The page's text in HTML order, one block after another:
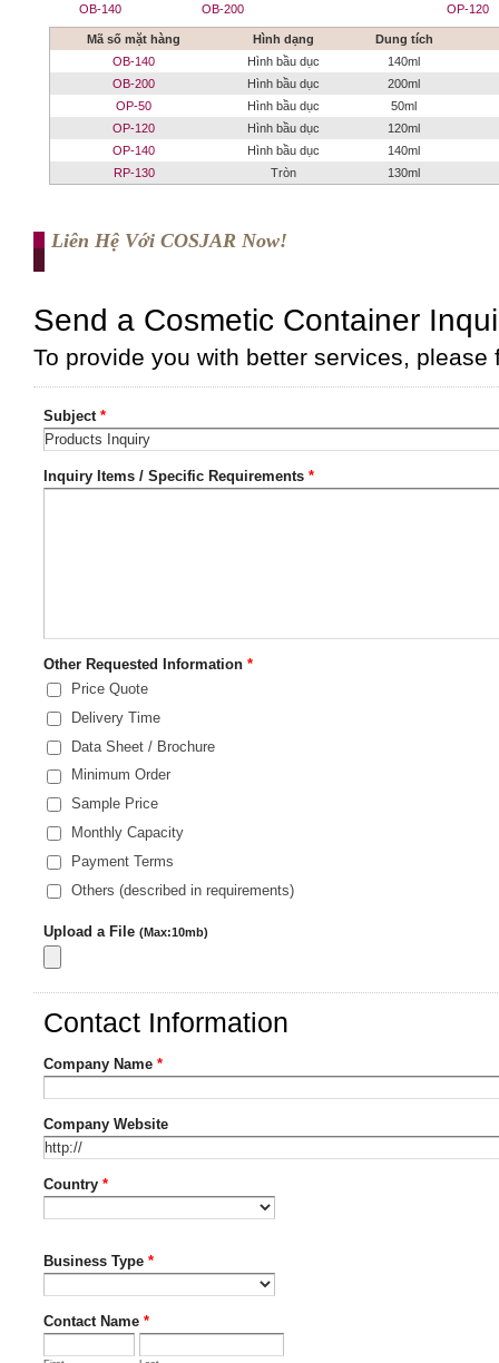
OB-140 OB-200 OP-120
Mã số mặt hàng Hình dạng
Dung tích
OB-140
Hình bầu dục
140ml
OB-200
Hình bầu dục
200ml
OP-50
Hình bầu dục
50ml
OP-120
Hình bầu dục
120ml
OP-140
Hình bầu dục
140ml
RP-130
Tròn 130ml
Liên Hệ Với COSJAR Now!